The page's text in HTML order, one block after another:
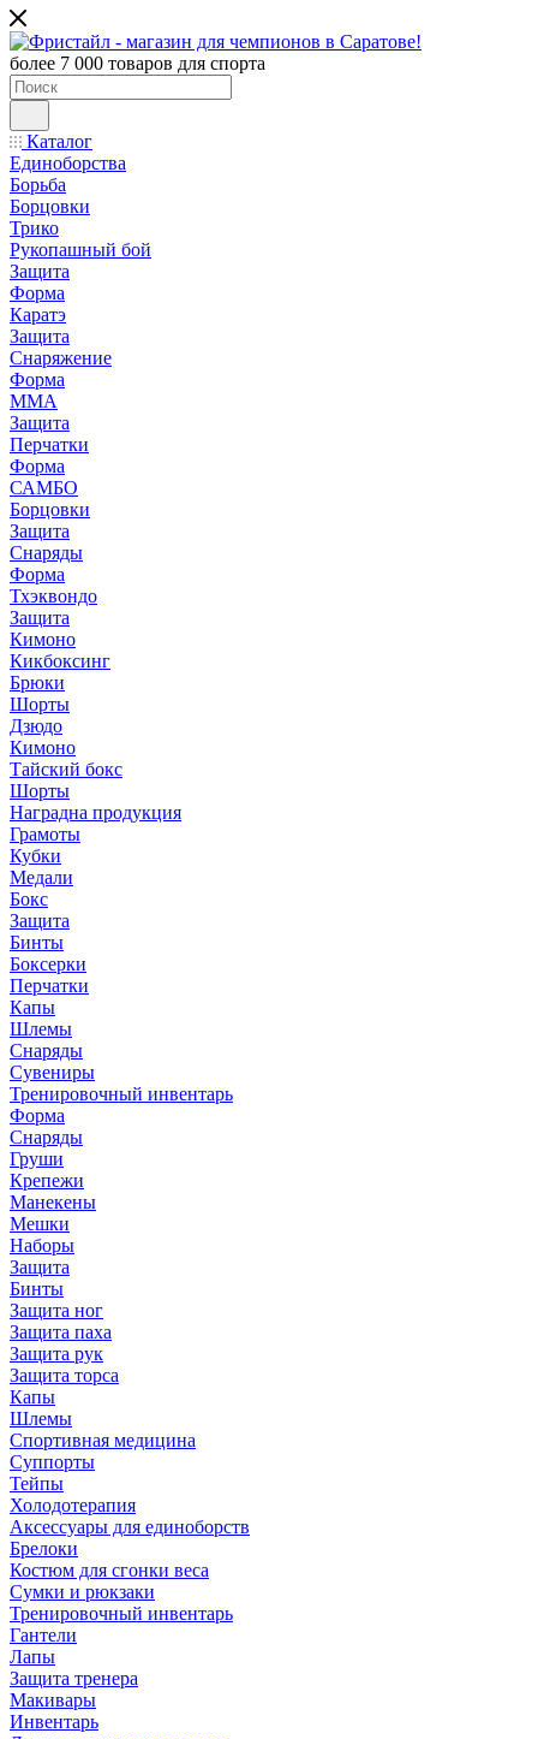
более 7 000 товаров для спорта
Каталог
Единоборства
Борьба
Борцовки
Трико
Рукопашный бой
Защита
Форма
Каратэ
Защита
Снаряжение
Форма
ММА
Защита
Перчатки
Форма
САМБО
Борцовки
Защита
Снаряды
Форма
Тхэквондо
Защита
Кимоно
Кикбоксинг
Брюки
Шорты
Дзюдо
Кимоно
Тайский бокс
Шорты
Наградна продукция
Грамоты
Кубки
Медали
Бокс
Защита
Бинты
Боксерки
Перчатки
Капы
Шлемы
Снаряды
Сувениры
Тренировочный инвентарь
Форма
Снаряды
Груши
Крепежи
Манекены
Мешки
Наборы
Защита
Бинты
Защита ног
Защита паха
Защита рук
Защита торса
Капы
Шлемы
Спортивная медицина
Суппорты
Тейпы
Холодотерапия
Аксессуары для единоборств
Брелоки
Костюм для сгонки веса
Сумки и рюкзаки
Тренировочный инвентарь
Гантели
Лапы
Защита тренера
Макивары
Инвентарь